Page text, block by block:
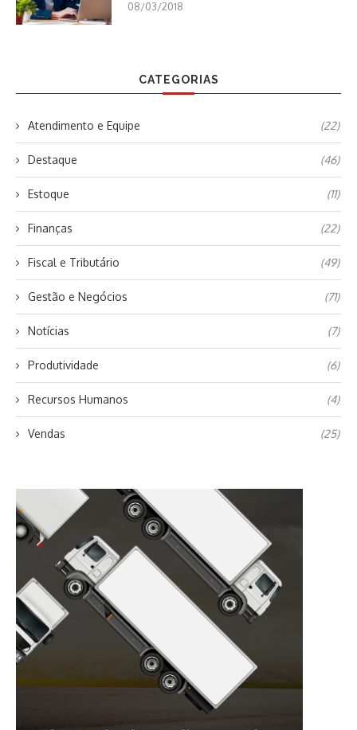
08/03/2018
CATEGORIAS
Atendimento e Equipe (22)
Destaque (46)
Estoque (11)
Finanças (22)
Fiscal e Tributário (49)
Gestão e Negócios (71)
Notícias (7)
Produtividade (6)
Recursos Humanos (4)
Vendas (25)